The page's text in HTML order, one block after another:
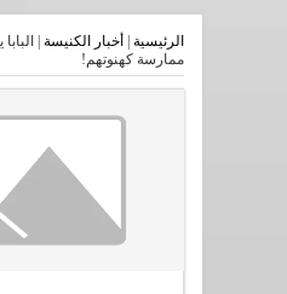
الرئيسية أخبار الكنيسة
ممارسة كهنوتهم!